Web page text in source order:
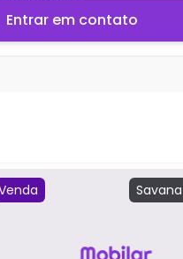
Entrar em contato
Savana